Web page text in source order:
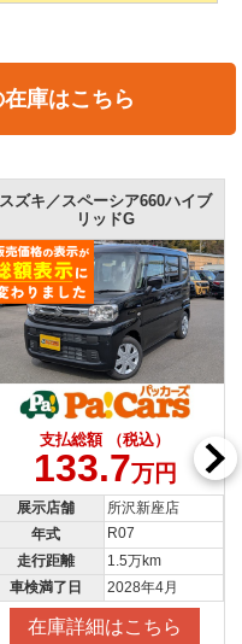
庫はこちら
スズキ／スペーシア660ハイブ
リッドG
支払総額 （税込）
133.7万円
展示店舗
所沢新座店
年式
R07
走行距離
1.5万km
車検満了日
2028年4月
在庫詳細はこちら